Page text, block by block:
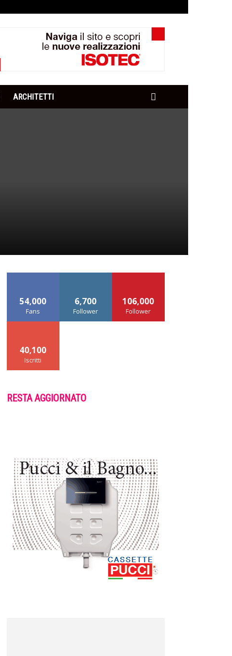
ARCHITETTI
54,000
Fans
6,700
Follower
106,000
Follower
40,100
Iscritti
RESTA AGGIORNATO